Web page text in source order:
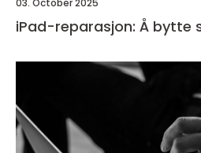
03. October 2025
iPad-reparasjon: Å bytte